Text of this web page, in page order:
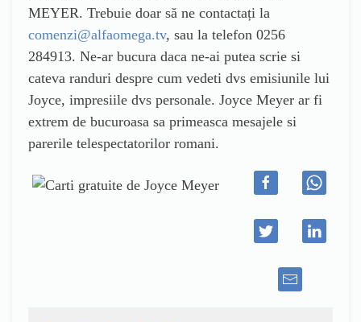
MEYER. Trebuie doar să ne contactați la
comenzi@alfaomega.tv, sau la telefon 0256
284913. Ne-ar bucura daca ne-ai putea scrie si
cateva randuri despre cum vedeti dvs emisiunile lui
Joyce, impresiile dvs personale. Joyce Meyer ar fi
extrem de bucuroasa sa primeasca mesajele si
parerile telespectatorilor romani.